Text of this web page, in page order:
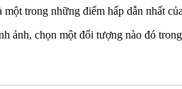
trong những điểm hấp dẫn nhất
ảnh, chọn một đối tượng nào đó